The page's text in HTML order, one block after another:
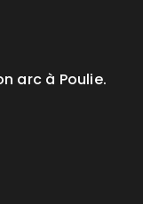
arc à Poulie.